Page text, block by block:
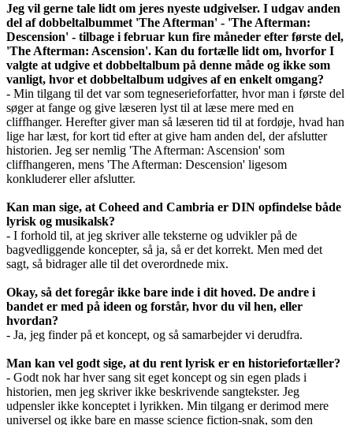
Jeg vil gerne tale lidt om jeres nyeste udgivelser. I udgav anden
del af dobbeltalbummet 'The Afterman' - 'The Afterman:
Descension' - tilbage i februar kun fire måneder efter første del,
'The Afterman: Ascension'. Kan du fortælle lidt om, hvorfor I
valgte at udgive et dobbeltalbum på denne måde og ikke som
vanligt, hvor et dobbeltalbum udgives af en enkelt omgang?
- Min tilgang til det var som tegneserieforfatter, hvor man i første del
søger at fange og give læseren lyst til at læse mere med en
cliffhanger. Herefter giver man så læseren tid til at fordøje, hvad han
lige har læst, for kort tid efter at give ham anden del, der afslutter
historien. Jeg ser nemlig 'The Afterman: Ascension' som
cliffhangeren, mens 'The Afterman: Descension' ligesom
konkluderer eller afslutter.
Kan man sige, at Coheed and Cambria er DIN opfindelse både
lyrisk og musikalsk?
- I forhold til, at jeg skriver alle teksterne og udvikler på de
bagvedliggende koncepter, så ja, så er det korrekt. Men med det
sagt, så bidrager alle til det overordnede mix.
Okay, så det foregår ikke bare inde i dit hoved. De andre i
bandet er med på ideen og forstår, hvor du vil hen, eller
hvordan?
- Ja, jeg finder på et koncept, og så samarbejder vi derudfra.
Man kan vel godt sige, at du rent lyrisk er en historiefortæller?
- Godt nok har hver sang sit eget koncept og sin egen plads i
historien, men jeg skriver ikke beskrivende sangtekster. Jeg
udpensler ikke konceptet i lyrikken. Min tilgang er derimod mere
universel og ikke bare en masse science fiction-snak, som den